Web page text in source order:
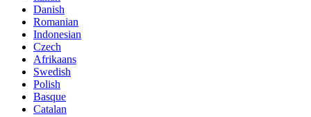
Danish
Romanian
Indonesian
Czech
Afrikaans
Swedish
Polish
Basque
Catalan